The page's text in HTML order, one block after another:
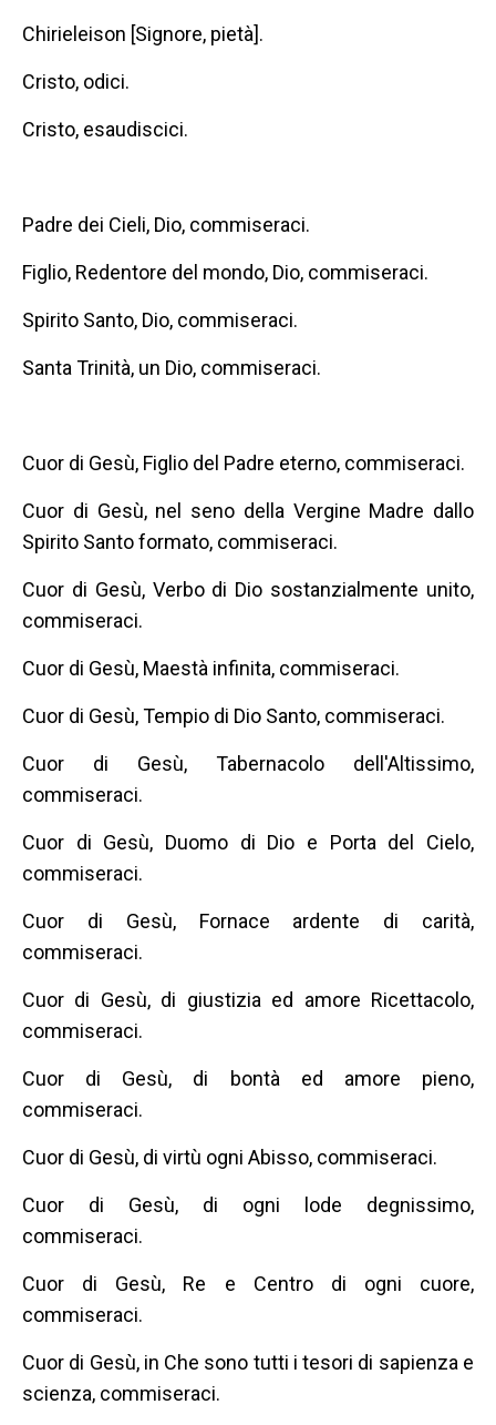
Chirieleison [Signore, pietà].
Cristo, odici.
Cristo, esaudiscici.
Padre dei Cieli, Dio, commiseraci.
Figlio, Redentore del mondo, Dio, commiseraci.
Spirito Santo, Dio, commiseraci.
Santa Trinità, un Dio, commiseraci.
Cuor di Gesù, Figlio del Padre eterno, commiseraci.
Cuor di Gesù, nel seno della Vergine Madre dallo
Spirito Santo formato, commiseraci.
Cuor di Gesù, Verbo di Dio sostanzialmente unito,
commiseraci.
Cuor di Gesù, Maestà infinita, commiseraci.
Cuor di Gesù, Tempio di Dio Santo, commiseraci.
Cuor di Gesù, Tabernacolo dell'Altissimo,
commiseraci.
Cuor di Gesù, Duomo di Dio e Porta del Cielo,
commiseraci.
Cuor di Gesù, Fornace ardente di carità,
commiseraci.
Cuor di Gesù, di giustizia ed amore Ricettacolo,
commiseraci.
Cuor di Gesù, di bontà ed amore pieno,
commiseraci.
Cuor di Gesù, di virtù ogni Abisso, commiseraci.
Cuor di Gesù, di ogni lode degnissimo,
commiseraci.
Cuor di Gesù, Re e Centro di ogni cuore,
commiseraci.
Cuor di Gesù, in Che sono tutti i tesori di sapienza e
scienza, commiseraci.